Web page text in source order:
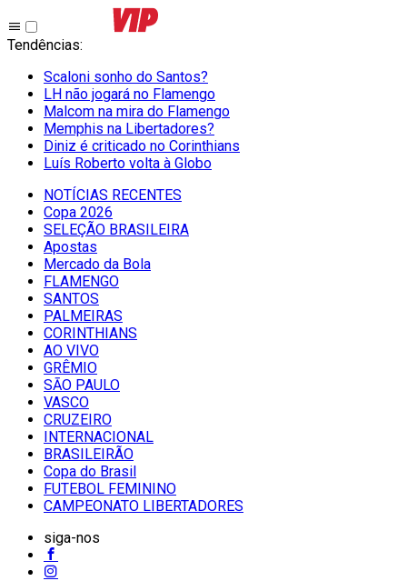
Tendências:
Scaloni sonho do Santos?
LH não jogará no Flamengo
Malcom na mira do Flamengo
Memphis na Libertadores?
Diniz é criticado no Corinthians
Luís Roberto volta à Globo
NOTÍCIAS RECENTES
Copa 2026
SELEÇÃO BRASILEIRA
Apostas
Mercado da Bola
FLAMENGO
SANTOS
PALMEIRAS
CORINTHIANS
AO VIVO
GRÊMIO
SĀO PAULO
VASCO
CRUZEIRO
INTERNACIONAL
BRASILEIRÃO
Copa do Brasil
FUTEBOL FEMININO
CAMPEONATO LIBERTADORES
siga-nos